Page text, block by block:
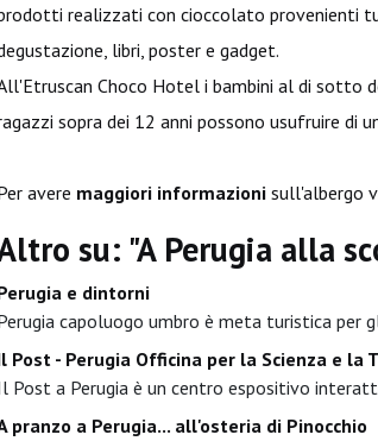
realizzati con cioccolato provenienti
libri, poster e gadget.
Choco Hotel i bambini al di sotto
sopra dei 12 anni possono usufruire di
avere maggiori informazioni sull'albergo
su: "A Perugia alla
e dintorni
capoluogo umbro è meta turistica per
Post - Perugia Officina per la Scienza e la
Post a Perugia è un centro espositivo
pranzo a Perugia... all'osteria di Pinocchio